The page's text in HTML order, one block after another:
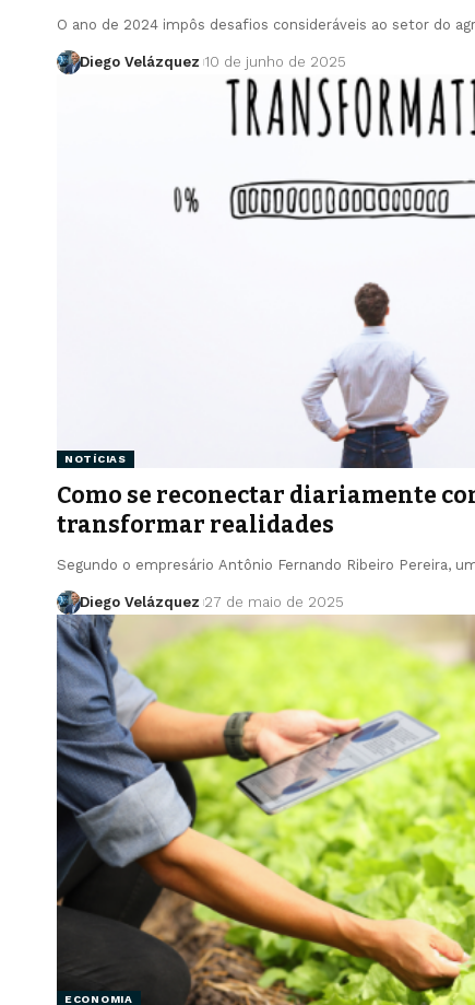
O ano de 2024 impôs desafios consideráveis ao setor do
Diego Velázquez 10 de junho de 2025
NOTÍCIAS
Como se reconectar diariamente
transformar realidades
Segundo o empresário Antônio Fernando Ribeiro Pereira,
Diego Velázquez 27 de maio de 2025
ECONOMIA